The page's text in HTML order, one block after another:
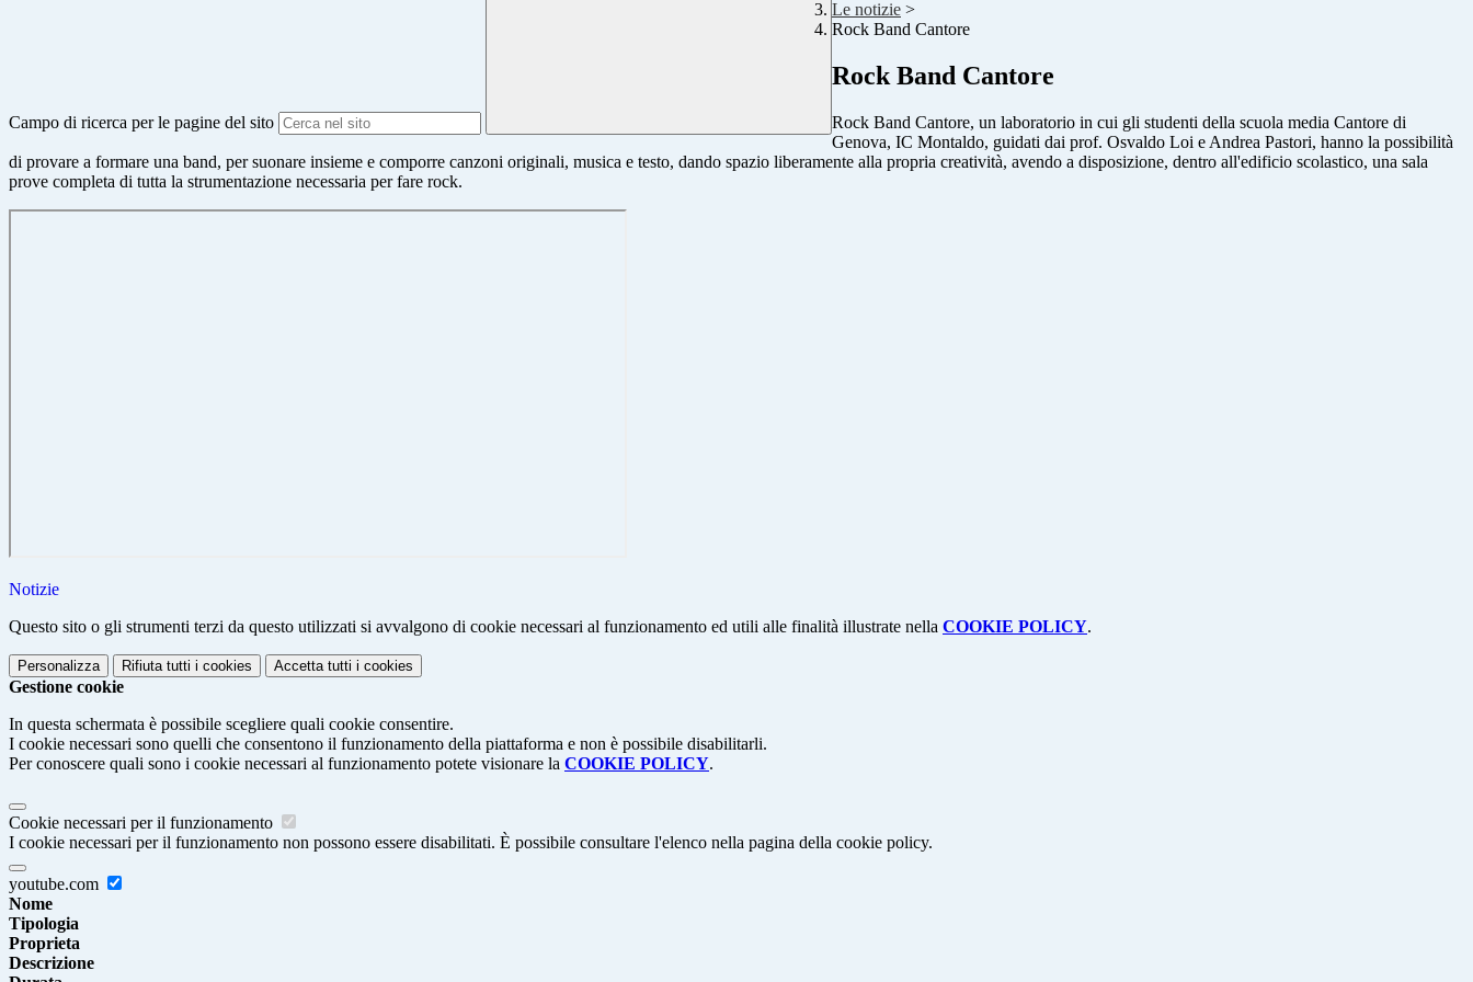
Campo di ricerca per le pagine del sito
Le notizie >
Rock Band Cantore
Rock Band Cantore
Rock Band Cantore, un laboratorio in cui gli studenti della scuola media Cantore di
Genova, IC Montaldo, guidati dai prof. Osvaldo Loi e Andrea Pastori, hanno la possibilità
di provare a formare una band, per suonare insieme e comporre canzoni originali, musica e testo, dando spazio liberamente alla propria creatività, avendo a disposizione, dentro all'edificio scolastico, una sala
prove completa di tutta la strumentazione necessaria per fare rock.
Notizie
Questo sito o gli strumenti terzi da questo utilizzati si avvalgono di cookie necessari al funzionamento ed utili alle finalità illustrate nella COOKIE POLICY.
Personalizza Rifiuta tutti i cookies Accetta tutti i cookies
Gestione cookie
In questa schermata è possibile scegliere quali cookie consentire.
I cookie necessari sono quelli che consentono il funzionamento della piattaforma e non è possibile disabilitarli.
Per conoscere quali sono i cookie necessari al funzionamento potete visionare la COOKIE POLICY.
Cookie necessari per il funzionamento
I cookie necessari per il funzionamento non possono essere disabilitati. È possibile consultare l'elenco nella pagina della cookie policy.
youtube.com
Nome
Tipologia
Proprieta
Descrizione